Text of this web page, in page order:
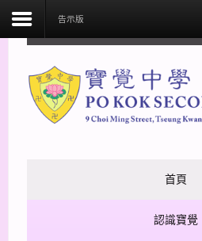
告示版
首頁
認識寶覺